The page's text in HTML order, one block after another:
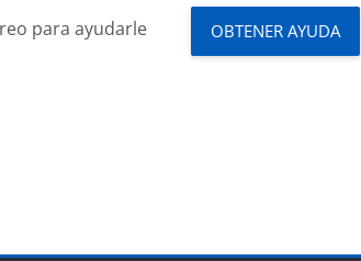
para ayudarle OBTENER AYUDA